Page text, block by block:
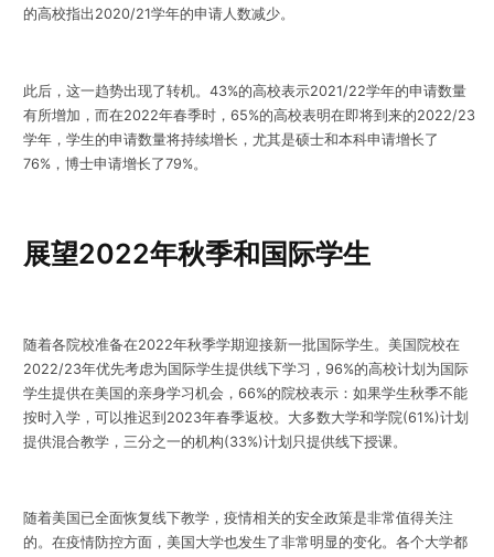
的高校指出2020/21学年的申请人数减少。
此后，这一趋势出现了转机。43%的高校表示2021/22学年的申请数量
有所增加，而在2022年春季时，65%的高校表明在即将到来的2022/23
学年，学生的申请数量将持续增长，尤其是硕士和本科申请增长了
76%，博士申请增长了79%。
展望2022年秋季和国际学生
随着各院校准备在2022年秋季学期迎接新一批国际学生。美国院校在
2022/23年优先考虑为国际学生提供线下学习，96%的高校计划为国际
学生提供在美国的亲身学习机会，66%的院校表示：如果学生秋季不能
按时入学，可以推迟到2023年春季返校。大多数大学和学院(61%)计划
提供混合教学，三分之一的机构(33%)计划只提供线下授课。
随着美国已全面恢复线下教学，疫情相关的安全政策是非常值得关注
的。在疫情防控方面，美国大学也发生了非常明显的变化。各个大学都